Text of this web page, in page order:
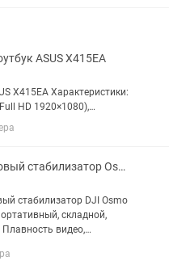
ASUS X415EA
X415EA Характеристики:
HD 1920×1080),
Intel Core i3 (11-го
Оперативная память: 8 ГБ
Intel UHD /...
Продам новый стабилизатор Osmo Mobile SE
стабилизатор DJI Osmo
складной,
видео,
с Iphone, Samsung